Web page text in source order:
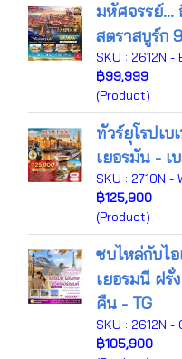
มหัศจรรย์...
สตราสบูร์ก
SKU : 2612N -
฿99,999
(Product)
ทัวร์ยุโรปเบ
เยอรมัน - เ
SKU : 2710N -
฿125,900
(Product)
ซบไหล่กับไ
เยอรมนี ฝรั่
คืน - TG
SKU : 2612N -
฿105,900